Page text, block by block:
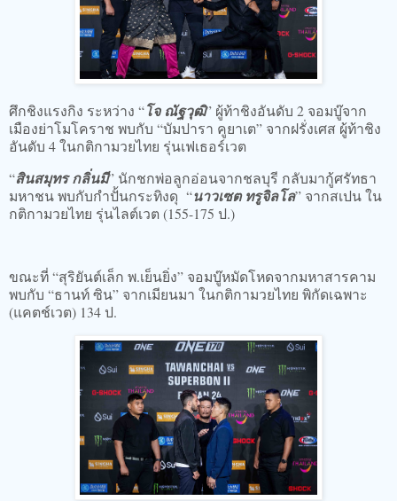
ศึกชิงแรงกิง ระหว่าง “โจ ณัฐวุฒิ” ผู้ท้าชิงอันดับ 2 จอมบู๊จาก
เมืองย่าโมโคราช พบกับ “บัมปารา คูยาเต” จากฝรั่งเศส ผู้ท้าชิง
อันดับ 4 ในกติกามวยไทย รุ่นเฟเธอร์เวต
“สินสมุทร กลิ่นมี” นักชกพ่อลูกอ่อนจากชลบุรี กลับมากู้ศรัทธา
มหาชน พบกับกำปั้นกระทิงดุ “นาวเซต ทรูจิลโล” จากสเปน ใน
กติกามวยไทย รุ่นไลต์เวต (155-175 ป.)
ขณะที่ “สุริยันต์เล็ก พ.เย็นยิ่ง” จอมบู๊หมัดโหดจากมหาสารคาม
พบกับ “ธานท์ ซิน” จากเมียนมา ในกติกามวยไทย พิกัดเฉพาะ
(แคตช์เวต) 134 ป.